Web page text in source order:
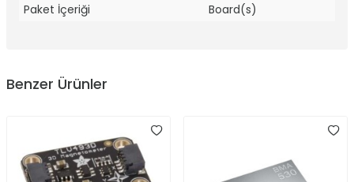
Paket İçeriği
Board(s)
Benzer Ürünler